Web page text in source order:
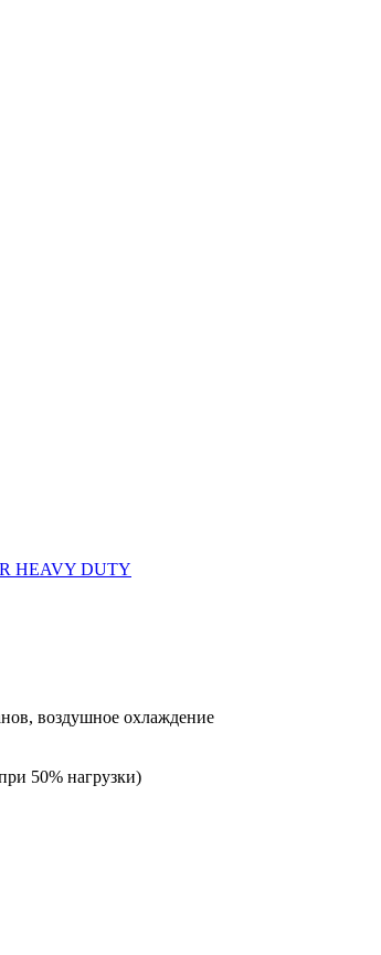
HEAVY DUTY
воздушное охлаждение
50% нагрузки)